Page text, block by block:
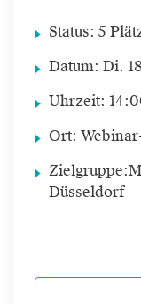
Status: 5
Datum: Di.
Uhrzeit:
Ort:
Zielgruppe:
Düsseldorf